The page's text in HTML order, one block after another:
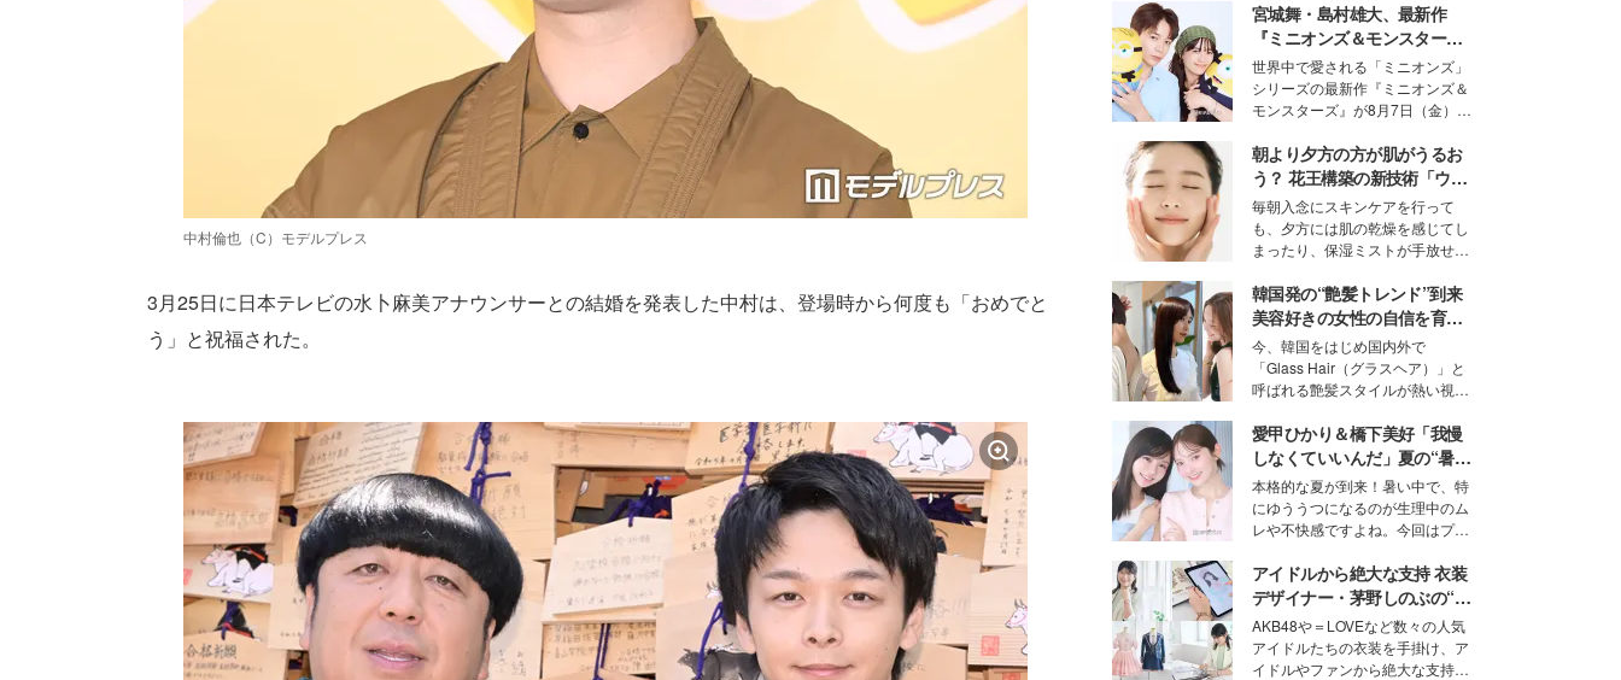
中村倫也（C）モデルプレス
3月25日に日本テレビの水卜麻美アナウンサーとの結婚を発表した中村は、登場時から何度も「おめでと
う」と祝福された。
宮城舞・島村雄大、最新作
『ミニオンズ＆モンスター
ズ』の魅力熱弁 ハチャメチャ
だけじゃない“友情と絆”に感
動
世界中で愛される「ミニオンズ」
シリーズの最新作『ミニオンズ＆
モンスターズ』が8月7日（金）に
ニオン好き”という共通点を持つモ
デルの宮城舞と島村雄大の特別対
談をお届け！それぞれの視点か
ら、今作ならではの魅力や予想外
の感動をもたらす奥深いストーリ
ーについて熱く語り合ってもらっ
た。
朝より夕方の方が肌がうるお
う？ 花王構築の新技術「ウォ
ーターキャプチャリングスキ
ン（捕水肌）」がスキンケア
の常識を変える予感
毎朝入念にスキンケアを行って
も、夕方には肌の乾燥を感じてし
まったり、保湿ミストが手放せな
な美容の常識を大きく変える可能
性を秘めた、革新的な「Water
Capturing Skin（ウォーターキャ
プチャリングスキン：捕水肌）」
技術を、花王が構築した。
韓国発の“艶髪トレンド”到来
美容好きの女性の自信を育む
「ヘアケア事情」って？
今、韓国をはじめ国内外で
「Glass Hair（グラスヘア）」と
呼ばれる艶髪スタイルが熱い視線
ションの完成度を高めるベースと
して、“髪そのものの美しさ”に改
めて注目する人が増えている様
子。今回は、そんな憧れの艶やか
な髪を日常で叶える、美容好きの
女性たちのヘアケア事情を紹介し
ます。
愛甲ひかり＆橋下美好「我慢
しなくていいんだ」夏の“暑さ
対策”の新しい選択肢とは？
本格的な夏が到来！暑い中で、特
にゆううつになるのが生理中のム
レや不快感ですよね。今回はプラ
モデル・愛甲ひかりさんと橋下美
好さんを迎えて本音で女子会トー
ク。猛暑のお出かけを快適に過ご
すヒントや、2人が感動した夏の
生理の新常識にも迫りました。
アイドルから絶大な支持 衣装
デザイナー・茅野しのぶの“可
愛い”を作る美学＜「シチズン
クロスシー」インタビュー＞
AKB48や＝LOVEなど数々の人気
アイドルたちの衣装を手掛け、ア
イドルやファンから絶大な支持を